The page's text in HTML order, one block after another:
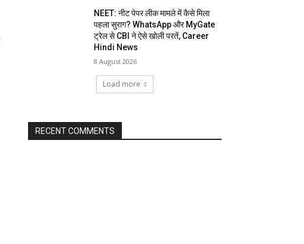
NEET: नीट पेपर लीक मामले में कैसे मिला
पहला सुराग? WhatsApp और MyGate
ट्रेल से CBI ने ऐसे खोली परतें, Career
Hindi News
8 August 2026
Load more
RECENT COMMENTS